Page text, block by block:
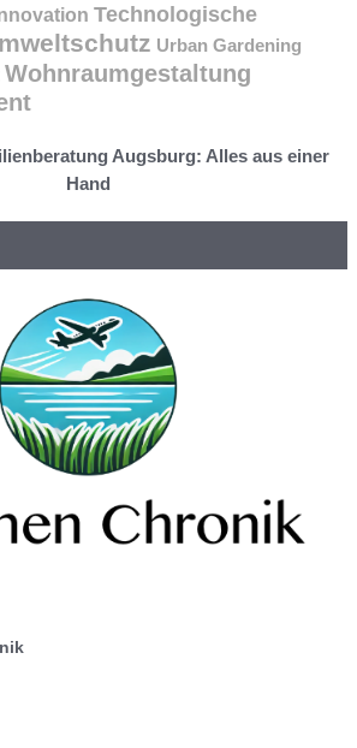
Technologische
Urban Gardening
Wohnraumgestaltung
Augsburg: Alles aus einer
Hand